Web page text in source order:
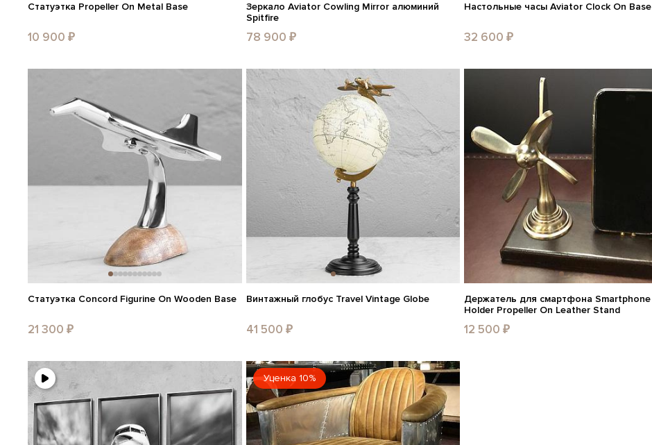
Статуэтка Propeller On Metal Base
10 900 ₽
Зеркало Aviator Cowling Mirror алюминий
Spitfire
78 900 ₽
Настольные часы Aviator Clock On Base
32 600 ₽
Статуэтка Concord Figurine On Wooden Base
21 300 ₽
Винтажный глобус Travel Vintage Globe
41 500 ₽
Держатель для смартфона Smartphone
Holder Propeller On Leather Stand
12 500 ₽
Уценка 10%